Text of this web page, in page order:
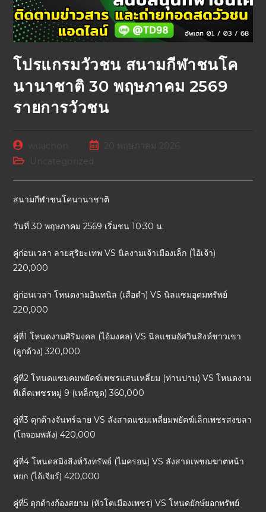
โปรแกรมวัวชน สนามกีฬาชนโค
นานาชาติ 30 พฤษภาคม 2569
รายการวัวชน
20 พฤษภาคม 2026
Uncategorized
สนามกีฬาชนโคนานาชาติ
วันที่ 30 พฤษภาคม 2569 เริ่มชน 10:30 น.
คู่ก่อนเวลา ลายสุริยะเทพ VS นิลงามเจ้าเมืองเล็ก (ไอ้เจ้า)
220,000
คู่ก่อนเวลา โหนดงามอินทนิล (เสือดำ) VS นิลแซมอุดมทรัพย์
220,000
คู่ที่1 โหนดงามศิริมงคล (ไอ้มงคล) VS นิลแชมอัศวินสิงห์ชาวเขา
(ลูกด้วง) 320,000
คู่ที่2 โหนดแซมคมพยัคฆ์เพชรแสนเหลี่ยม (ท่านปาน) VS โหนดงาม
ทีเด็ดเพชรหมู่ 9 (เหล็กขูด) 360,000
คู่ที่3 ดุกด้างจันทร์ฉาย VS ลังสาดแชมเหลี่ยมพยัคฆ์เล็กเพชรสงขลา
(โถจอมพลัง) 420,000
คู่ที่4 โหนดสมิงสิงห์วังทรัพย์ (ไมครอน) VS ลังสาดเพชฌฆาตหน้า
หยก (ไอ้เจียร์) 420,000
คู่ที่5 ดุกด้างก้องสยาม (หัวโตเมืองเพชร) VS โหนดยักษ์ยอกทรัพย์